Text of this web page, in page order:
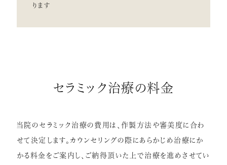
ります
セラミック治療の料金
当院のセラミック治療の費用は、作製方法や審美度に合わ
せて決定します。カウンセリングの際にあらかじめ治療にか
かる料金をご案内し、ご納得頂いた上で治療を進めさせてい